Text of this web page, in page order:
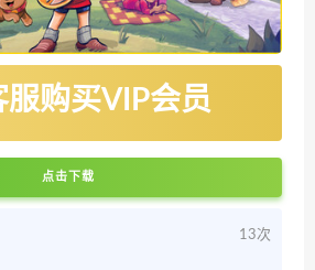
服购买VIP会员
点击下载
13次